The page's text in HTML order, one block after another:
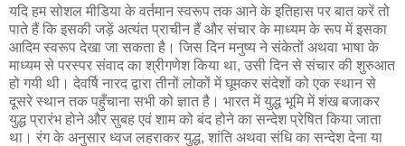
यदि हम सोशल मीडिया के वर्तमान स्वरूप तक आने के इतिहास पर बात करें तो
पाते हैं कि इसकी जड़ें अत्यंत प्राचीन हैं और संचार के माध्यम के रूप में इसका
आदिम स्वरूप देखा जा सकता है। जिस दिन मनुष्य ने संकेतों अथवा भाषा के
माध्यम से परस्पर संवाद का श्रीगणेश किया था, उसी दिन से संचार की शुरुआत
हो गयी थी। देवर्षि नारद द्वारा तीनों लोकों में घूमकर संदेशों को एक स्थान से
दूसरे स्थान तक पहुँचाना सभी को ज्ञात है। भारत में युद्ध भूमि में शंख बजाकर
युद्ध प्रारंभ होने और सुबह एवं शाम को बंद होने का सन्देश प्रेषित किया जाता
था। रंग के अनुसार ध्वज लहराकर युद्ध, शांति अथवा संधि का सन्देश देना या